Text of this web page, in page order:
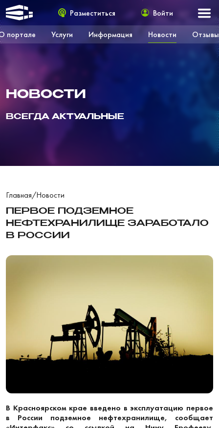
портале Услуги Информация Новости Отзывы
Разместиться Войти
НОВОСТИ
ВСЕГДА АКТУАЛЬНЫЕ
Главная/Новости
ПЕРВОЕ ПОДЗЕМНОЕ
НЕФТЕХРАНИЛИЩЕ ЗАРАБОТАЛО
В РОССИИ
В Красноярском крае введено в эксплуатацию первое
в России подземное нефтехранилище, сообщает